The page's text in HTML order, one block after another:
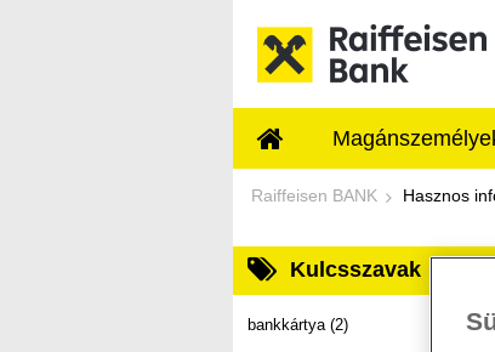
Dokumentumtár
Raiffeisen BANK Hasznos
Kulcsszavak
bankkártya (2)